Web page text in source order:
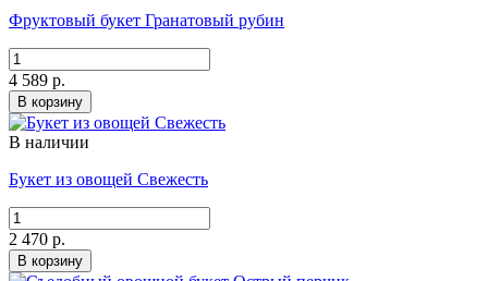
Фруктовый букет Гранатовый рубин
4 589 р.
В корзину
В наличии
Букет из овощей Свежесть
2 470 р.
В корзину